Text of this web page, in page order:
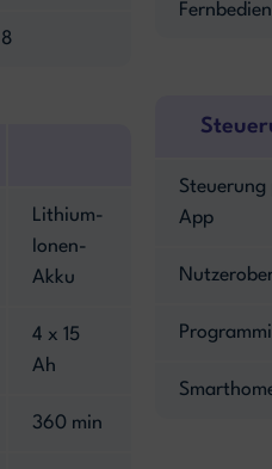
8
Lithium-
Ionen-
Akku
4 x 15
Ah
360 min
Steuerung
App